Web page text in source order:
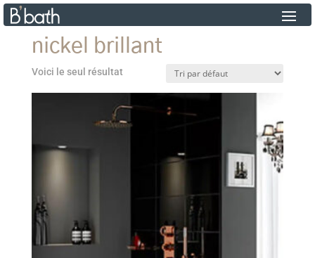
nickel brillant
Voici le seul résultat